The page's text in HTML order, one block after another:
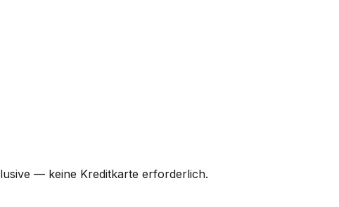
— keine Kreditkarte erforderlich.